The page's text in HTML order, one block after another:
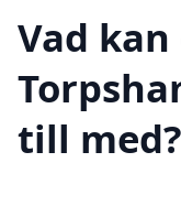
Vad
till med?